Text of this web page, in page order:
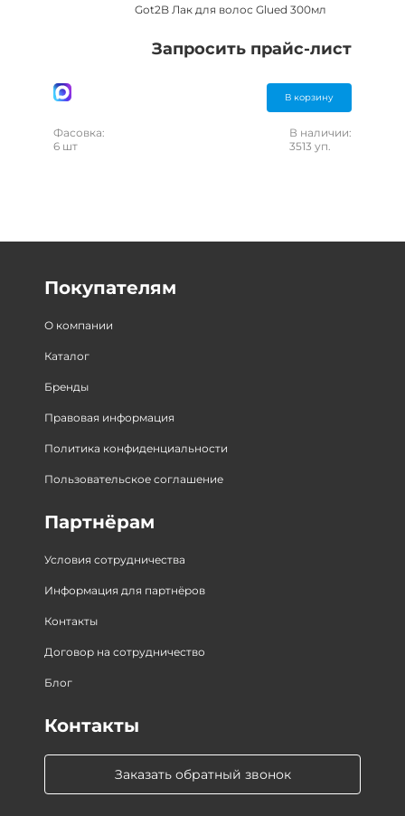
Got2B Лак для волос Glued 300мл
Запросить прайс-лист
В корзину
Фасовка:
6 шт
В наличии:
3513 уп.
Покупателям
О компании
Каталог
Бренды
Правовая информация
Политика конфиденциальности
Пользовательское соглашение
Партнёрам
Условия сотрудничества
Информация для партнёров
Контакты
Договор на сотрудничество
Блог
Заказать обратный звонок
Контакты